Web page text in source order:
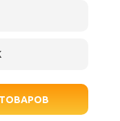
ТОВАРОВ